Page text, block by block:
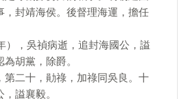
，封靖海侯。後督理海運，擔任
），吳禎病逝，追封海國公，謚
胡黨，除爵。
第二十，勛祿，加祿同吳良。十
謚襄毅。